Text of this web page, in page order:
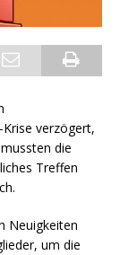
verzögert,
die
Treffen
Neuigkeiten
um die